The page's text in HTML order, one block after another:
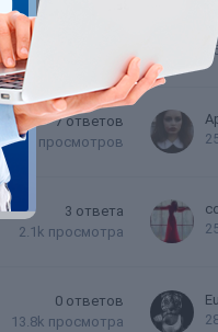
39.5k
7 ответов
8.3k
просмотров
3 ответа
2.1k просмотра
0 ответов
13.8k просмотра